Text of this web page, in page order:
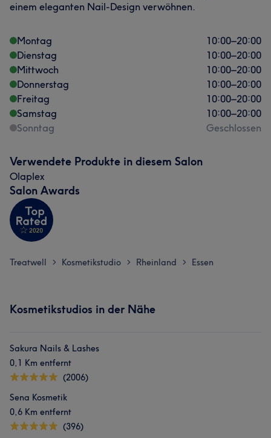
einem eleganten Nail-Design verwöhnen.
Montag 10:00–20:00
Dienstag
10:00–20:00
Mittwoch
10:00–20:00
Donnerstag
10:00–20:00
Freitag
10:00–20:00
Samstag
10:00–20:00
Sonntag
Geschlossen
Verwendete Produkte in diesem Salon
Olaplex
Salon Awards
Treatwell > Kosmetikstudio > Rheinland > Essen
Kosmetikstudios in der Nähe
Sakura Nails & Lashes
0,1 Km entfernt
(2006)
Sena Kosmetik
0,6 Km entfernt
(396)